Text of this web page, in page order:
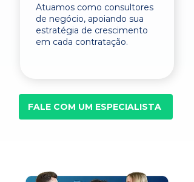
Atuamos como consultores
de negócio, apoiando sua
estratégia de crescimento
em cada contratação.
FALE COM UM ESPECIALISTA